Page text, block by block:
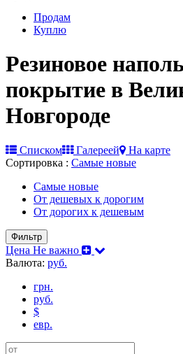
Продам
Куплю
Резиновое
покрытие в
Новгороде
Списком Галереей
На карте
Сортировка : Самые новые
Самые новые
От дешевых к дорогим
От дорогих к дешевым
Фильтр
Цена Не важно
Валюта: руб.
грн.
руб.
$
евр.